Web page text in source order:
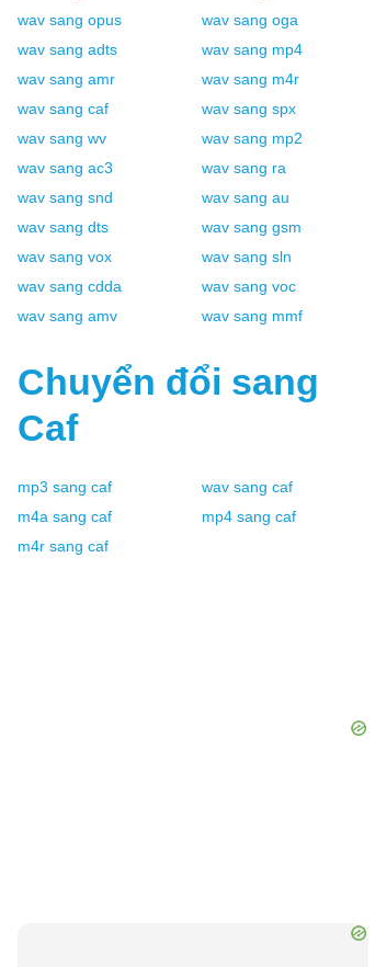
wav sang opus wav sang oga
wav sang adts wav sang mp4
wav sang amr wav sang m4r
wav sang caf wav sang spx
wav sang wv wav sang mp2
wav sang ac3 wav sang ra
wav sang snd wav sang au
wav sang dts wav sang gsm
wav sang vox wav sang sln
wav sang cdda wav sang voc
wav sang amv wav sang mmf
Chuyển đổi sang
Caf
mp3 sang caf wav sang caf
m4a sang caf mp4 sang caf
m4r sang caf